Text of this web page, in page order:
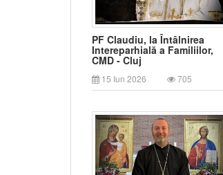
PF Claudiu, la Întâlnirea
Intereparhială a Familiilor,
CMD - Cluj
15 Iun 2026 705